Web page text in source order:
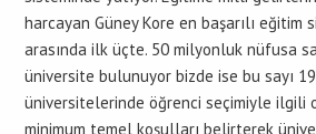
harcayan Güney Kore en başarılı
arasında ilk üçte. 50 milyonluk nüfusa
üniversite bulunuyor bizde ise bu sayı
üniversitelerinde öğrenci seçimiyle ilgili
minimum temel koşulları belirterek